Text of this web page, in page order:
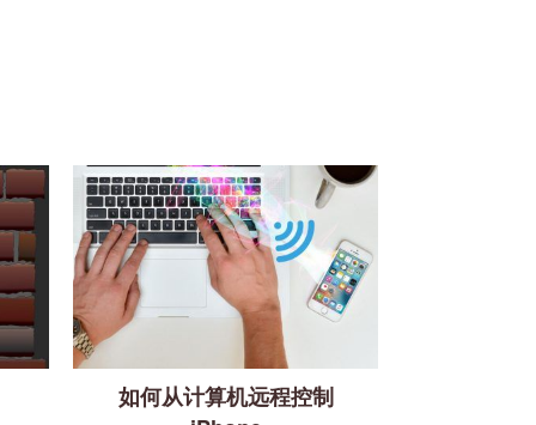
如何从计算机远程控制